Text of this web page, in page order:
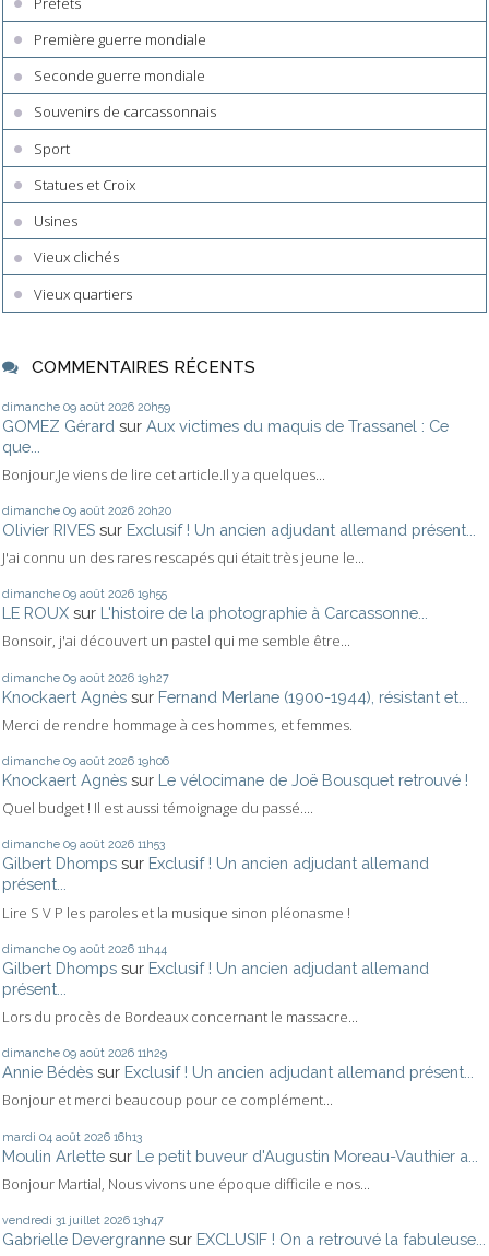
Première guerre mondiale
Seconde guerre mondiale
Souvenirs de carcassonnais
Sport
Statues et Croix
Usines
Vieux clichés
Vieux quartiers
COMMENTAIRES RÉCENTS
dimanche 09 août 2026 20h59
GOMEZ Gérard sur Aux victimes du maquis de Trassanel : Ce
que...
Bonjour,Je viens de lire cet article.Il y a quelques...
dimanche 09 août 2026 20h20
Olivier RIVES sur Exclusif ! Un ancien adjudant allemand présent...
J'ai connu un des rares rescapés qui était très jeune le...
dimanche 09 août 2026 19h55
LE ROUX sur L'histoire de la photographie à Carcassonne...
Bonsoir, j'ai découvert un pastel qui me semble être...
dimanche 09 août 2026 19h27
Knockaert Agnès sur Fernand Merlane (1900-1944), résistant et...
Merci de rendre hommage à ces hommes, et femmes.
dimanche 09 août 2026 19h06
Knockaert Agnès sur Le vélocimane de Joë Bousquet retrouvé !
Quel budget ! Il est aussi témoignage du passé....
dimanche 09 août 2026 11h53
Gilbert Dhomps sur Exclusif ! Un ancien adjudant allemand
présent...
Lire S V P les paroles et la musique sinon pléonasme !
dimanche 09 août 2026 11h44
Gilbert Dhomps sur Exclusif ! Un ancien adjudant allemand
présent...
Lors du procès de Bordeaux concernant le massacre...
dimanche 09 août 2026 11h29
Annie Bédès sur Exclusif ! Un ancien adjudant allemand présent...
Bonjour et merci beaucoup pour ce complément...
mardi 04 août 2026 16h13
Moulin Arlette sur Le petit buveur d'Augustin Moreau-Vauthier a...
Bonjour Martial, Nous vivons une époque difficile e nos...
vendredi 31 juillet 2026 13h47
Gabrielle Devergranne sur EXCLUSIF ! On a retrouvé la fabuleuse...